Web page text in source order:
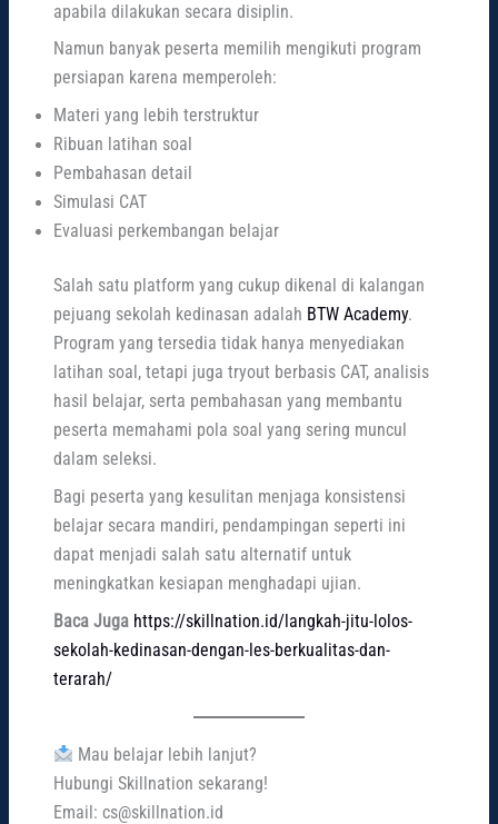
apabila dilakukan secara disiplin.
Namun banyak peserta memilih mengikuti program
persiapan karena memperoleh:
Materi yang lebih terstruktur
Ribuan latihan soal
Pembahasan detail
Simulasi CAT
Evaluasi perkembangan belajar
Salah satu platform yang cukup dikenal di kalangan
pejuang sekolah kedinasan adalah BTW Academy.
Program yang tersedia tidak hanya menyediakan
latihan soal, tetapi juga tryout berbasis CAT, analisis
hasil belajar, serta pembahasan yang membantu
peserta memahami pola soal yang sering muncul
dalam seleksi.
Bagi peserta yang kesulitan menjaga konsistensi
belajar secara mandiri, pendampingan seperti ini
dapat menjadi salah satu alternatif untuk
meningkatkan kesiapan menghadapi ujian.
Baca Juga https://skillnation.id/langkah-jitu-lolos-
sekolah-kedinasan-dengan-les-berkualitas-dan-
terarah/
Mau belajar lebih lanjut?
Hubungi Skillnation sekarang!
Email: cs@skillnation.id